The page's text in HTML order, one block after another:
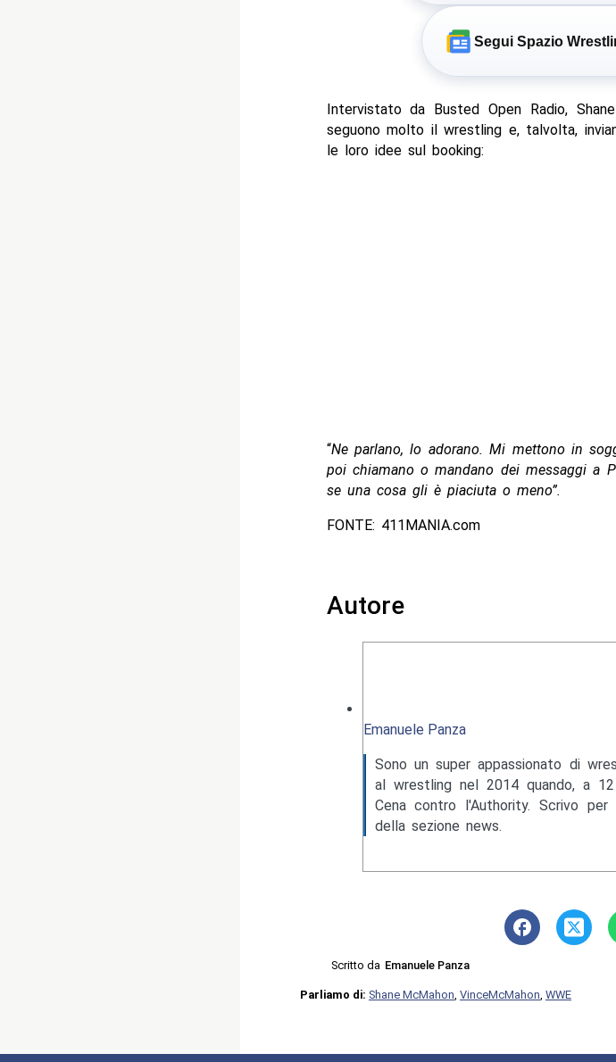
Segui Spazio
Intervistato da Busted Open Radio,
seguono molto il wrestling e, talvolta,
le loro idee sul booking:
“Ne parlano, lo adorano. Mi mettono in
poi chiamano o mandano dei messaggi a
se una cosa gli è piaciuta o meno”.
FONTE: 411MANIA.com
Autore
Emanuele Panza
Sono un super appassionato di
al wrestling nel 2014 quando, a
Cena contro l'Authority. Scrivo
della sezione news.
Scritto da Emanuele Panza
Parliamo di: Shane McMahon, VinceMcMahon, WWE